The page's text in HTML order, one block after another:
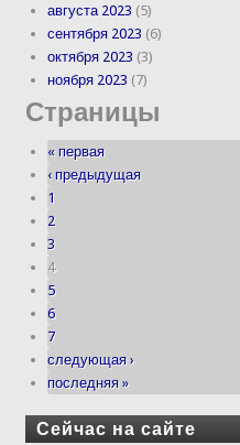
августа 2023 (5)
сентября 2023 (6)
октября 2023 (3)
ноября 2023 (7)
Страницы
« первая
‹ предыдущая
1
2
3
4
5
6
7
следующая ›
последняя »
Сейчас на сайте